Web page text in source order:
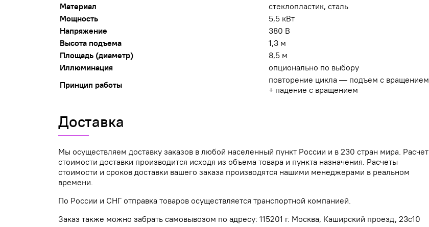
Материал
стеклопластик, сталь
Мощность
5,5 кВт
Напряжение
380 В
Высота подъема
1,3 м
Площадь (диаметр)
8,5 м
Иллюминация
опционально по выбору
Принцип работы
повторение цикла — подъем с вращением
+ падение с вращением
Доставка
Мы осуществляем доставку заказов в любой населенный пункт России и в 230 стран мира. Расчет
стоимости доставки производится исходя из объема товара и пункта назначения. Расчеты
стоимости и сроков доставки вашего заказа производятся нашими менеджерами в реальном
времени.
По России и СНГ отправка товаров осуществляется транспортной компанией.
Заказ также можно забрать самовывозом по адресу: 115201 г. Москва, Каширский проезд, 23с10